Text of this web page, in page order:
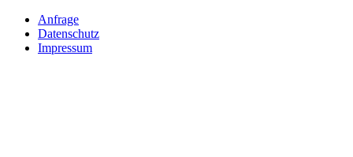
Anfrage
Datenschutz
Impressum